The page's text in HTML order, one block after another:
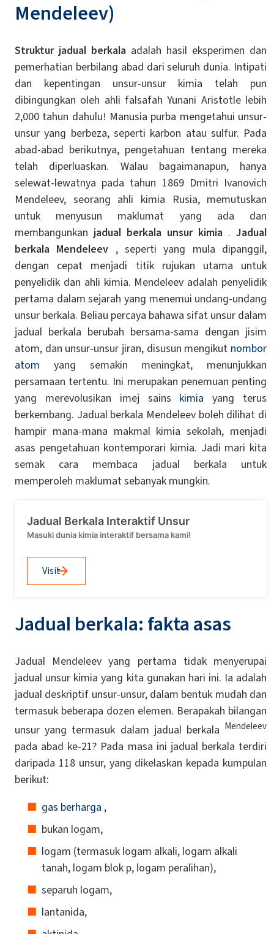
Mendeleev)
Struktur jadual berkala adalah hasil eksperimen dan
pemerhatian berbilang abad dari seluruh dunia. Intipati
dan kepentingan unsur-unsur kimia telah pun
dibingungkan oleh ahli falsafah Yunani Aristotle lebih
2,000 tahun dahulu! Manusia purba mengetahui unsur-
unsur yang berbeza, seperti karbon atau sulfur. Pada
abad-abad berikutnya, pengetahuan tentang mereka
telah diperluaskan. Walau bagaimanapun, hanya
selewat-lewatnya pada tahun 1869 Dmitri Ivanovich
Mendeleev, seorang ahli kimia Rusia, memutuskan
untuk menyusun maklumat yang ada dan
membangunkan jadual berkala unsur kimia .Jadual
berkala Mendeleev , seperti yang mula dipanggil,
dengan cepat menjadi titik rujukan utama untuk
penyelidik dan ahli kimia. Mendeleev adalah penyelidik
pertama dalam sejarah yang menemui undang-undang
unsur berkala. Beliau percaya bahawa sifat unsur dalam
jadual berkala berubah bersama-sama dengan jisim
atom, dan unsur-unsur jiran, disusun mengikut nombor
atom yang semakin meningkat, menunjukkan
persamaan tertentu. Ini merupakan penemuan penting
yang merevolusikan imej sains kimia yang terus
berkembang. Jadual berkala Mendeleev boleh dilihat di
hampir mana-mana makmal kimia sekolah, menjadi
asas pengetahuan kontemporari kimia. Jadi mari kita
semak cara membaca jadual berkala untuk
memperoleh maklumat sebanyak mungkin.
Jadual Berkala Interaktif Unsur
Masuki dunia kimia interaktif bersama kami!
Visit
Jadual berkala: fakta asas
Jadual Mendeleev yang pertama tidak menyerupai
jadual unsur kimia yang kita gunakan hari ini. Ia adalah
jadual deskriptif unsur-unsur, dalam bentuk mudah dan
termasuk beberapa dozen elemen. Berapakah bilangan
unsur yang termasuk dalam jadual berkala Mendeleev
pada abad ke-21? Pada masa ini jadual berkala terdiri
daripada 118 unsur, yang dikelaskan kepada kumpulan
berikut:
gas berharga ,
bukan logam,
logam (termasuk logam alkali, logam alkali
tanah, logam blok p, logam peralihan),
separuh logam,
lantanida,